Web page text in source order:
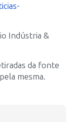
Indústria &
da fonte
mesma.